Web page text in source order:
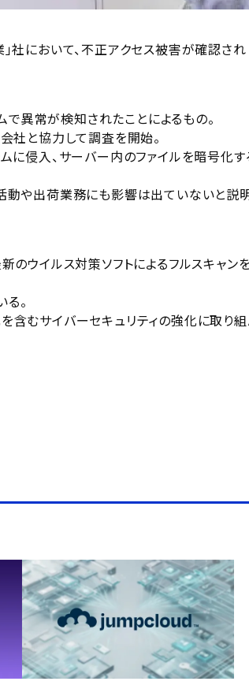
社において、不正アクセス被害が確認され
異常が検知されたことによるもの。
社と協力して調査を開始。
侵入、サーバー内のファイルを暗号化す
動や出荷業務にも影響は出ていないと説
のウイルス対策ソフトによるフルスキャン
。
含むサイバーセキュリティの強化に取り